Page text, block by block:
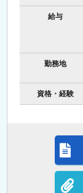
給与
勤務地
資格・経験